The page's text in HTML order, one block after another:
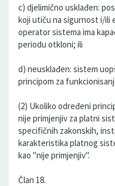
c) djelimično usklađen:
koji utiču na sigurnost i/ili
operator sistema ima
periodu otkloni; ili
d) neusklađen: sistem
principom za
(2) Ukoliko određeni
nije primjenjiv za platni
specifičnih zakonskih,
karakteristika platnog
kao "nije primjenjiv".
Član 18.